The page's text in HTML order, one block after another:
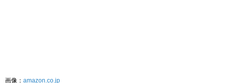
画像： amazon.co.jp